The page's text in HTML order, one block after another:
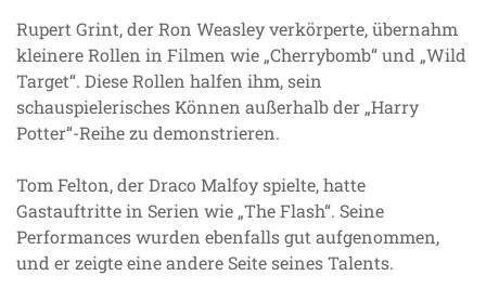
Rupert Grint, der Ron Weasley verkörperte, übernahm
kleinere Rollen in Filmen wie „Cherrybomb“ und „Wild
Target“. Diese Rollen halfen ihm, sein
schauspielerisches Können außerhalb der „Harry
Potter“-Reihe zu demonstrieren.
Tom Felton, der Draco Malfoy spielte, hatte
Gastauftritte in Serien wie „The Flash“. Seine
Performances wurden ebenfalls gut aufgenommen,
und er zeigte eine andere Seite seines Talents.